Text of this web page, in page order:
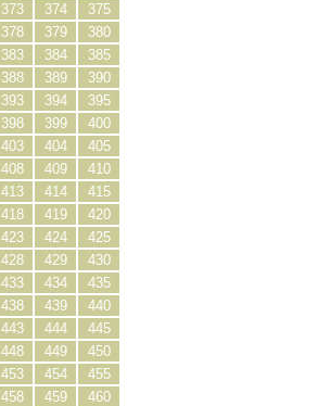
373 374
375
378 379
380
383 384
385
388 389
390
393 394
395
398 399
400
403 404
405
408 409
410
413 414
415
418 419
420
423 424
425
428 429
430
433 434
435
438 439
440
443 444
445
448 449
450
453 454
455
458 459
460